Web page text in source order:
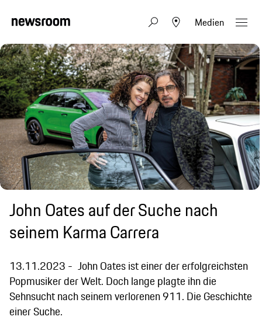
Medien
John Oates auf der Suche nach
seinem Karma Carrera
13.11.2023
John Oates ist einer der erfolgreichsten
Popmusiker der Welt. Doch lange plagte ihn die
Sehnsucht nach seinem verlorenen 911. Die Geschichte
einer Suche.